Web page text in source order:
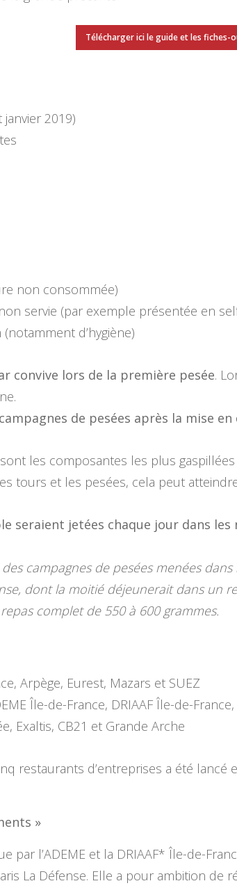
Télécharger ici le guide et les fiches-
2019)
non consommée)
servie (par exemple présentée en
d’hygiène)
convive lors de la première pesée.
de pesées après la mise
les composantes les plus
tours et les pesées, cela peut atteindre
seraient jetées chaque jour dans
campagnes de pesées menées
dont la moitié déjeunerait dans un
complet de 550 à 600 grammes.
Arpège, Eurest, Mazars et SUEZ
Île-de-France, DRIAAF Île-de-
Exaltis, CB21 et Grande Arche
restaurants d’entreprises a été lancé
»
par l’ADEME et la DRIAAF* Île-de-
La Défense. Elle a pour ambition de